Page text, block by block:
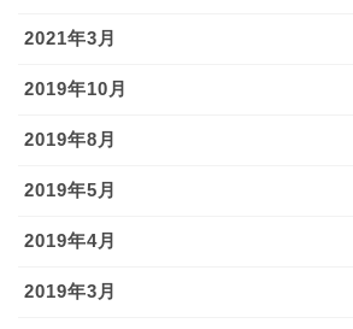
2021年3月
2019年10月
2019年8月
2019年5月
2019年4月
2019年3月